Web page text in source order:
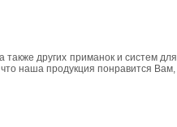
также других приманок и систем
наша продукция понравится Вам,